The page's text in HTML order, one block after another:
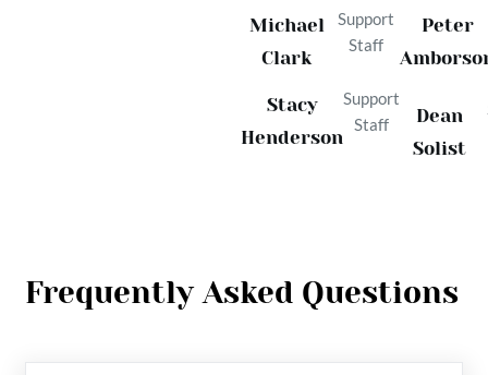
Michael
Clark
Support
Staff
Stacy
Henderson
Support
Staff
Peter
Dean
Solist
Frequently Asked Questions